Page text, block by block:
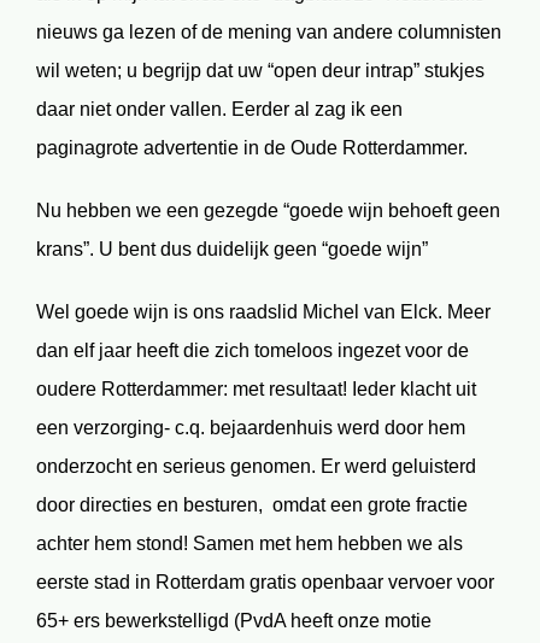
nieuws ga lezen of de mening van andere columnisten
wil weten; u begrijp dat uw “open deur intrap” stukjes
daar niet onder vallen. Eerder al zag ik een
paginagrote advertentie in de Oude Rotterdammer.
Nu hebben we een gezegde “goede wijn behoeft geen
krans”. U bent dus duidelijk geen “goede wijn”
Wel goede wijn is ons raadslid Michel van Elck. Meer
dan elf jaar heeft die zich tomeloos ingezet voor de
oudere Rotterdammer: met resultaat! Ieder klacht uit
een verzorging- c.q. bejaardenhuis werd door hem
onderzocht en serieus genomen. Er werd geluisterd
door directies en besturen, omdat een grote fractie
achter hem stond! Samen met hem hebben we als
eerste stad in Rotterdam gratis openbaar vervoer voor
65+ ers bewerkstelligd (PvdA heeft onze motie